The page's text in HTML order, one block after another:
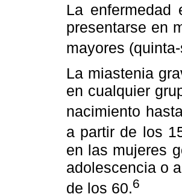
La
presentarse en
mayores
La miastenia
en cualquier
nacimiento
a partir de los
en las mujeres
adolescencia o
de los 60.6